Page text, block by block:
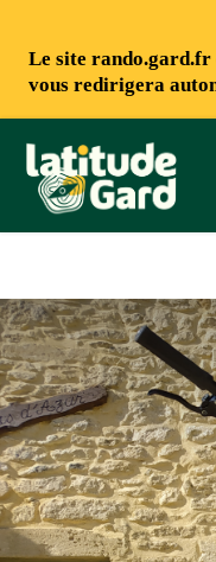
Le site rando.gard.fr
vous redirigera
Rando Gard